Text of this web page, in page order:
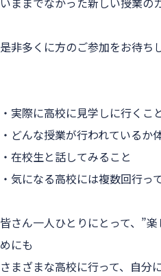
是非多くに方のご参加をお待ち
・実際に高校に見学しに行くこ
・どんな授業が行われているか
・在校生と話してみること
・気になる高校には複数回行っ
皆さん一人ひとりにとって、”
めにも
さまざまな高校に行って、自分